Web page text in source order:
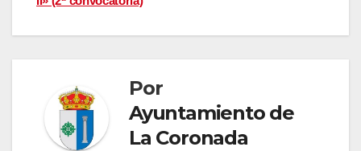
entradas
Por
Ayuntamiento de
La Coronada